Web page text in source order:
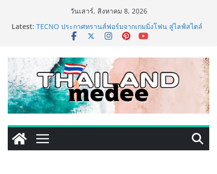
วันเสาร์, สิงหาคม 8, 2026
Latest: เหิงลี่ แมนูแฟคเจอริ่ง เทคโนโลยี (ไทยแลนด์) เปิดโรงงาน
แห่งใหม่ในชลบุรี เดินหน้าขยายฐานการผลิตสู่เอเชียตะวัน
TECNO ประกาศทรานส์ฟอร์มจากเกมมิ่งโฟน สู่ไลฟ์สไตล์
แฟชั่นไอเท็ม เสิร์ฟใหญ่ปักหมุดแลนมาร์คใหม่กลางสถานี
MRT วาง POVA 8 Series จุดเริ่มต้นครั้งสำคัญ
PIPPER STANDARD® เปิดตัวแชมพูอาบน้ำ และ โฟมอาบ
แห้งสัตว์เลี้ยง ชูนวัตกรรมพลังธรรมชาติ “Zero-Residue”
เลียขนได้ ปลอดภัย ไร้สารตกค้าง
เริ่มแล้ว! อ.ต.ก.แฟร์ 4 ภาค @ภาคกลาง “มนต์เสน่ห์เกษตร
ไทย สู่ใจกลางมหานคร” ชวนชิม ช้อป สินค้าเกษตร
คุณภาพจากทั่วไทย วันนี้ – 8 สิงหาคมนี้ ณ ลานคนเมือง
ททท. ประกาศความสำเร็จ Village to the World Season
5 ผนึก 9 พันธมิตร ขับเคลื่อน ESG Tourism สืบสานพระ